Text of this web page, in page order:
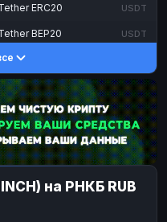
ERC20 USDT
BEP20 USDT
TON
DOGE
TRON
Cash BCH
BinanceCoin BEP20
на РНКБ RUB